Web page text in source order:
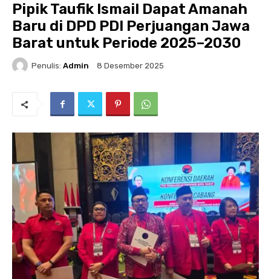
Pipik Taufik Ismail Dapat Amanah
Baru di DPD PDI Perjuangan Jawa
Barat untuk Periode 2025–2030
Penulis: Admin 8 Desember 2025